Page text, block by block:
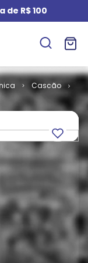
de R$ 100
Cascão